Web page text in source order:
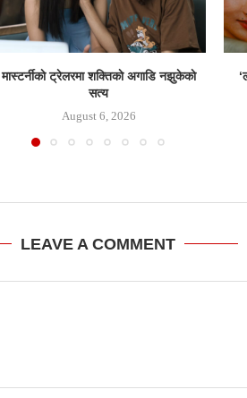
मास्टर्नीकाे ट्रेलरमा शक्तिकाे अगाडि नझुकेकाे
सत्य
August 6, 2026
LEAVE A COMMENT